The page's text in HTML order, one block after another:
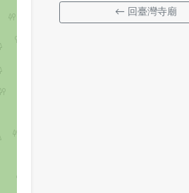
← 回臺灣寺廟